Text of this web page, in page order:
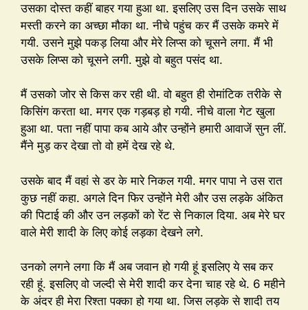
उसका दोस्त कहीं बाहर गया हुआ था. इसलिए उस दिन उसके साथ
मस्ती करने का अच्छा मौका था. नीचे पहुंच कर मैं उसके कमरे में
गयी. उसने मुझे पकड़ लिया और मेरे लिप्स को चूसने लगा. मैं भी
उसके लिप्स को चूसने लगी. मुझे वो बहुत पसंद था.
मैं उसको जोर से किस कर रही थी. वो बहुत ही रोमांटिक तरीके से
किसिंग करता था. मगर एक गड़बड़ हो गयी. नीचे वाला गेट खुला
हुआ था. पता नहीं पापा कब आये और उन्होंने हमारी आवाजें सुन लीं.
मैंने मुड़ कर देखा तो वो हमें देख रहे थे.
उसके बाद मैं वहां से डर के मारे निकल गयी. मगर पापा ने उस रात
कुछ नहीं कहा. अगले दिन फिर उन्होंने मेरी और उस लड़के अंकित
की पिटाई की और उन लड़कों को रेंट से निकाल दिया. अब मेरे घर
वाले मेरी शादी के लिए कोई लड़का देखने लगे.
उनको लगने लगा कि मैं अब जवान हो गयी हूं इसलिए ये सब कर
रही हूं. इसलिए वो जल्दी से मेरी शादी कर देना चाह रहे थे. 6 महीने
के अंदर ही मेरा रिश्ता पक्का हो गया था. जिस लड़के से शादी तय